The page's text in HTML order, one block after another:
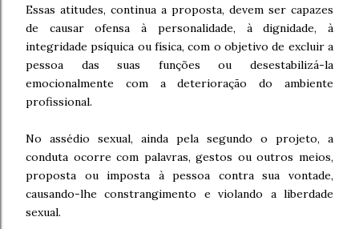
Essas atitudes, continua a proposta, devem ser capazes
de causar ofensa à personalidade, à dignidade, à
integridade psíquica ou física, com o objetivo de excluir a
pessoa das suas funções ou desestabilizá-la
emocionalmente com a deterioração do ambiente
profissional.
No assédio sexual, ainda pela segundo o projeto, a
conduta ocorre com palavras, gestos ou outros meios,
proposta ou imposta à pessoa contra sua vontade,
causando-lhe constrangimento e violando a liberdade
sexual.